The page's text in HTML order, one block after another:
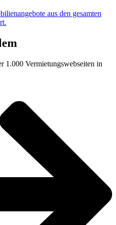
aus den gesamten
1.000 Vermietungswebseiten in